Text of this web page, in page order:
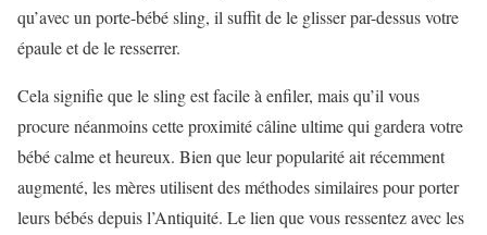
qu’avec un porte-bébé sling, il suffit de le glisser par-dessus votre
épaule et de le resserrer.
Cela signifie que le sling est facile à enfiler, mais qu’il vous
procure néanmoins cette proximité câline ultime qui gardera votre
bébé calme et heureux. Bien que leur popularité ait récemment
augmenté, les mères utilisent des méthodes similaires pour porter
leurs bébés depuis l’Antiquité. Le lien que vous ressentez avec les